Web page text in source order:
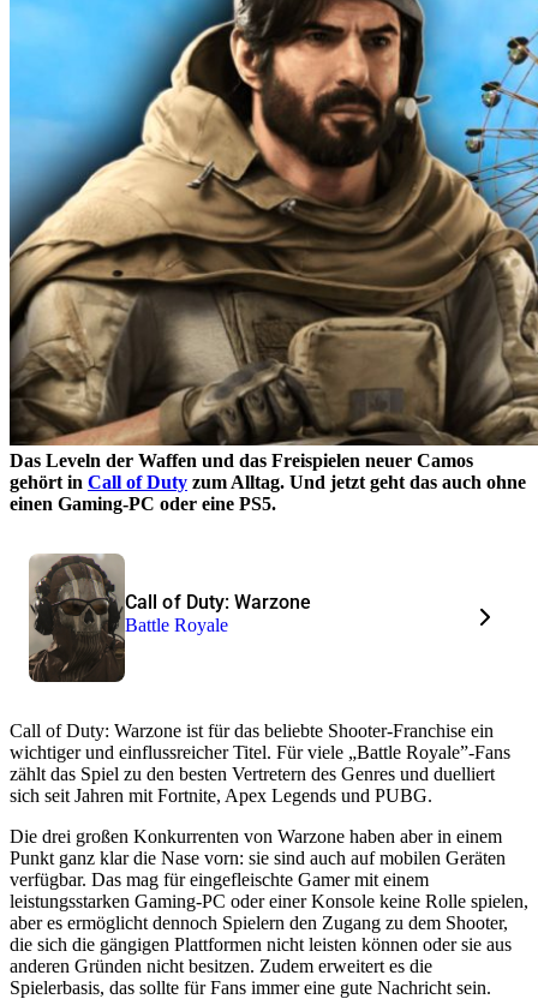
Das Leveln der Waffen und das Freispielen neuer Camos
gehört in Call of Duty zum Alltag. Und jetzt geht das auch ohne
einen Gaming-PC oder eine PS5.
Call of Duty: Warzone
Battle Royale
Call of Duty: Warzone ist für das beliebte Shooter-Franchise ein
wichtiger und einflussreicher Titel. Für viele „Battle Royale”-Fans
zählt das Spiel zu den besten Vertretern des Genres und duelliert
sich seit Jahren mit Fortnite, Apex Legends und PUBG.
Die drei großen Konkurrenten von Warzone haben aber in einem
Punkt ganz klar die Nase vorn: sie sind auch auf mobilen Geräten
verfügbar. Das mag für eingefleischte Gamer mit einem
leistungsstarken Gaming-PC oder einer Konsole keine Rolle spielen,
aber es ermöglicht dennoch Spielern den Zugang zu dem Shooter,
die sich die gängigen Plattformen nicht leisten können oder sie aus
anderen Gründen nicht besitzen. Zudem erweitert es die
Spielerbasis, das sollte für Fans immer eine gute Nachricht sein.